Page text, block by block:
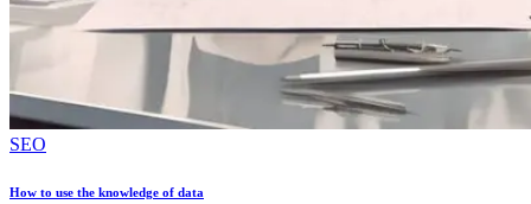
SEO
How to use the knowledge of data